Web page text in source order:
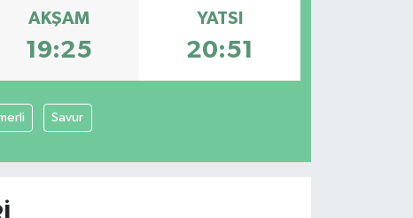
AKŞAM
19:25
YATSI
20:51
Savur